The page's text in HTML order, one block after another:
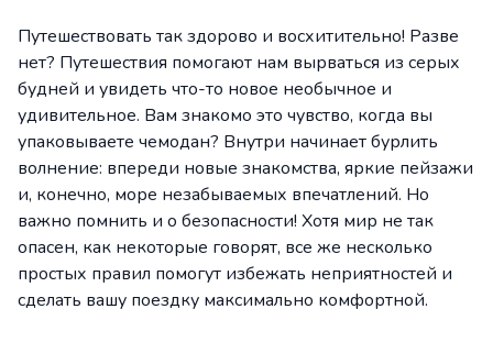
Путешествовать так здорово и восхитительно! Разве
нет? Путешествия помогают нам вырваться из серых
будней и увидеть что-то новое необычное и
удивительное. Вам знакомо это чувство, когда вы
упаковываете чемодан? Внутри начинает бурлить
волнение: впереди новые знакомства, яркие пейзажи
и, конечно, море незабываемых впечатлений. Но
важно помнить и о безопасности! Хотя мир не так
опасен, как некоторые говорят, все же несколько
простых правил помогут избежать неприятностей и
сделать вашу поездку максимально комфортной.